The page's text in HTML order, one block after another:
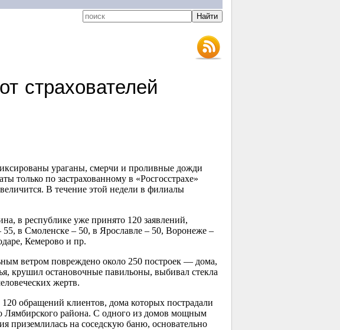
страхователей
ураганы, смерчи и проливные дожди
только по застрахованному в «Росгосстрахе»
В течение этой недели в филиалы
в республике уже принято 120 заявлений,
в Смоленске – 50, в Ярославле – 50, Воронеже –
Кемерово и пр.
ветром повреждено около 250 построек — дома,
крушил остановочные павильоны, выбивал стекла
жертв.
обращений клиентов, дома которых пострадали
Лямбирского района. С одного из домов мощным
приземлилась на соседскую баню, основательно